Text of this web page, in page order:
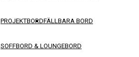
PROJEKTBORDFÄLLBARA BORD
SOFFBORD & LOUNGEBORD